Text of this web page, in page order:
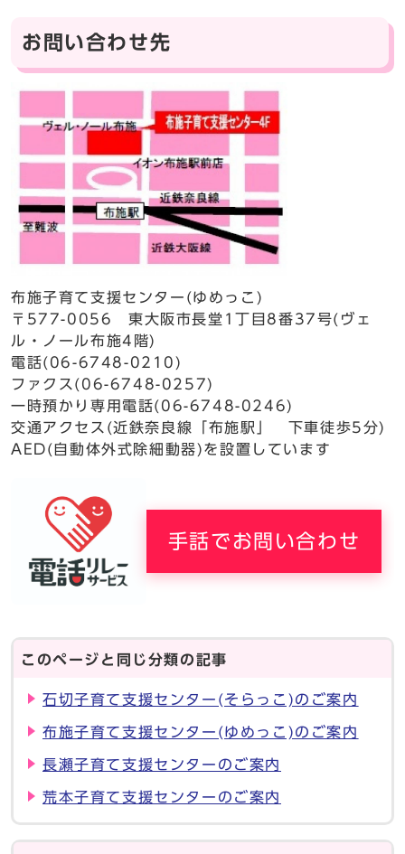
お問い合わせ先
布施子育て支援センター(ゆめっこ)
〒577-0056 東大阪市長堂1丁目8番37号(ヴェ
ル・ノール布施4階)
電話(06-6748-0210)
ファクス(06-6748-0257)
一時預かり専用電話(06-6748-0246)
交通アクセス(近鉄奈良線「布施駅」 下車徒歩5分)
AED(自動体外式除細動器)を設置しています
手話でお問い合わせ
このページと同じ分類の記事
石切子育て支援センター(そらっこ)のご案内
布施子育て支援センター(ゆめっこ)のご案内
長瀬子育て支援センターのご案内
荒本子育て支援センターのご案内